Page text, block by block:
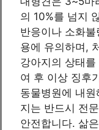
의 10%를 넘지
반응이나 소화
용에 유의하며,
강아지의 상태
여 후 이상 징후
동물병원에 내
지는 반드시 전
안전합니다. 삶